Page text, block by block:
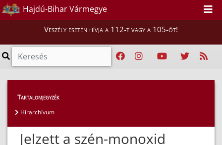
Hajdú-Bihar Vármegye
Veszély esetén hívja a 112-t vagy a 105-öt!
Híreink > Hírek
Tartalomjegyzék
Hírarchívum
Jelzett a szén-monoxid